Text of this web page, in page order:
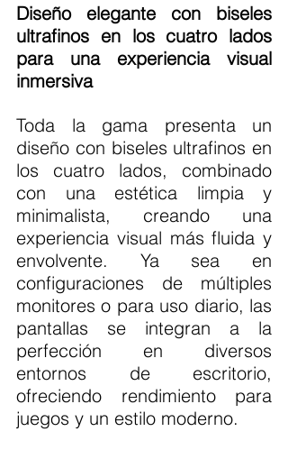
Diseño elegante con biseles
ultrafinos en los cuatro lados
para una experiencia visual
inmersiva
Toda la gama presenta un
diseño con biseles ultrafinos en
los cuatro lados, combinado
con una estética limpia y
minimalista, creando una
experiencia visual más fluida y
envolvente. Ya sea en
configuraciones de múltiples
monitores o para uso diario, las
pantallas se integran a la
perfección en diversos
entornos de escritorio,
ofreciendo rendimiento para
juegos y un estilo moderno.